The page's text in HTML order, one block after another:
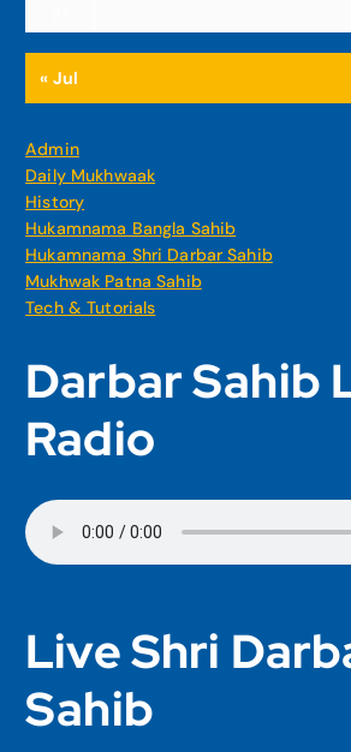
« Jul
Admin
Daily Mukhwaak
History
Hukamnama Bangla Sahib
Hukamnama Shri Darbar Sahib
Mukhwak Patna Sahib
Tech & Tutorials
Darbar Sahib
Radio
Live Shri
Sahib